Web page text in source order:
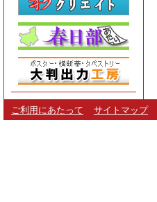
ご利用にあたって サイトマップ